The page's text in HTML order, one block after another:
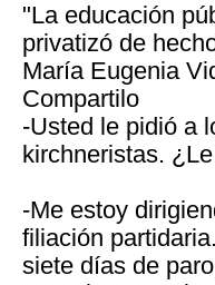
"La educación
privatizó de
María Eugenia
Compartilo
-Usted le pidió a
kirchneristas.
-Me estoy
filiación
siete días de